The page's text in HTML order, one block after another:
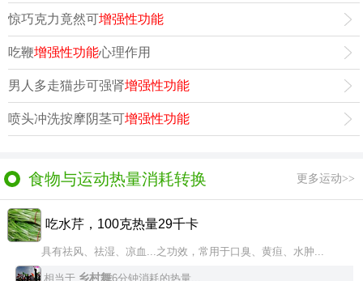
惊巧克力竟然可增强性功能
吃鞭增强性功能心理作用
男人多走猫步可强肾增强性功能
喷头冲洗按摩阴茎可增强性功能
食物与运动热量消耗转换 更多运动>>
吃水芹，100克热量29千卡
具有祛风、祛湿、凉血...之功效，常用于口臭、黄疸、水肿...
相当于 乡村舞6分钟消耗的热量...